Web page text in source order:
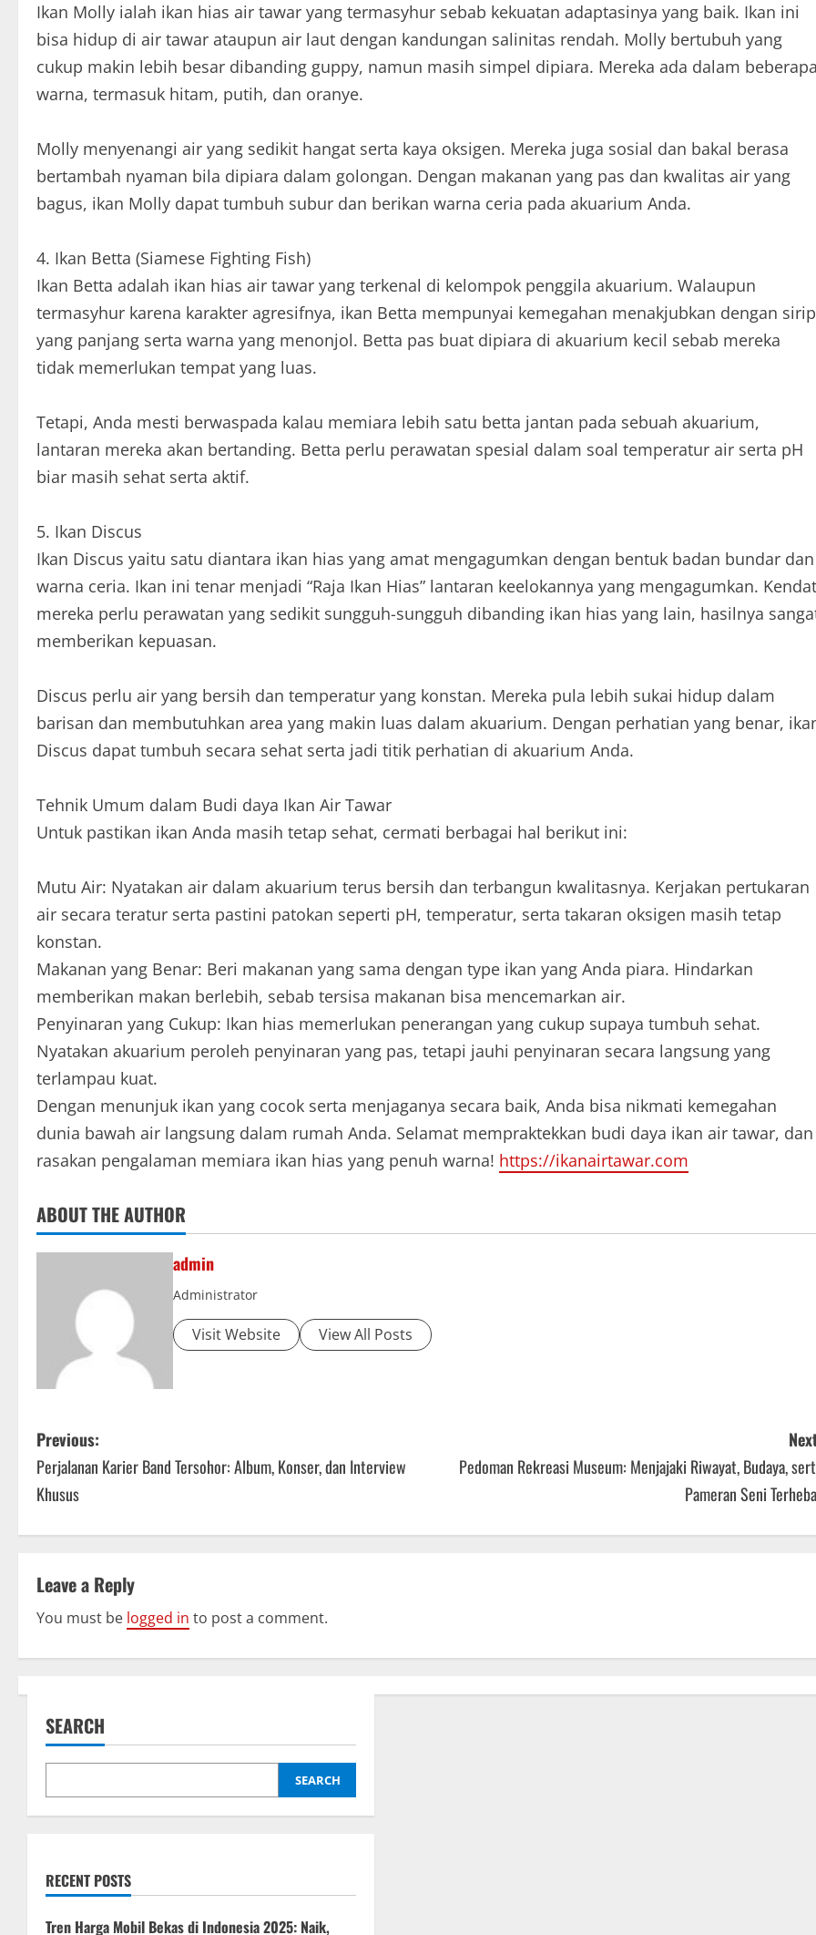
Ikan Molly ialah ikan hias air tawar yang termasyhur sebab kekuatan adaptasinya yang baik. Ikan ini
bisa hidup di air tawar ataupun air laut dengan kandungan salinitas rendah. Molly bertubuh yang
cukup makin lebih besar dibanding guppy, namun masih simpel dipiara. Mereka ada dalam
warna, termasuk hitam, putih, dan oranye.
Molly menyenangi air yang sedikit hangat serta kaya oksigen. Mereka juga sosial dan bakal berasa
bertambah nyaman bila dipiara dalam golongan. Dengan makanan yang pas dan kwalitas air yang
bagus, ikan Molly dapat tumbuh subur dan berikan warna ceria pada akuarium Anda.
4. Ikan Betta (Siamese Fighting Fish)
Ikan Betta adalah ikan hias air tawar yang terkenal di kelompok penggila akuarium. Walaupun
termasyhur karena karakter agresifnya, ikan Betta mempunyai kemegahan menakjubkan dengan sirip
yang panjang serta warna yang menonjol. Betta pas buat dipiara di akuarium kecil sebab mereka
tidak memerlukan tempat yang luas.
Tetapi, Anda mesti berwaspada kalau memiara lebih satu betta jantan pada sebuah akuarium,
lantaran mereka akan bertanding. Betta perlu perawatan spesial dalam soal temperatur air serta pH
biar masih sehat serta aktif.
5. Ikan Discus
Ikan Discus yaitu satu diantara ikan hias yang amat mengagumkan dengan bentuk badan bundar dan
warna ceria. Ikan ini tenar menjadi “Raja Ikan Hias” lantaran keelokannya yang mengagumkan.
mereka perlu perawatan yang sedikit sungguh-sungguh dibanding ikan hias yang lain, hasilnya
memberikan kepuasan.
Discus perlu air yang bersih dan temperatur yang konstan. Mereka pula lebih sukai hidup dalam
barisan dan membutuhkan area yang makin luas dalam akuarium. Dengan perhatian yang benar,
Discus dapat tumbuh secara sehat serta jadi titik perhatian di akuarium Anda.
Tehnik Umum dalam Budi daya Ikan Air Tawar
Untuk pastikan ikan Anda masih tetap sehat, cermati berbagai hal berikut ini:
Mutu Air: Nyatakan air dalam akuarium terus bersih dan terbangun kwalitasnya. Kerjakan pertukaran
air secara teratur serta pastini patokan seperti pH, temperatur, serta takaran oksigen masih tetap
konstan.
Makanan yang Benar: Beri makanan yang sama dengan type ikan yang Anda piara. Hindarkan
memberikan makan berlebih, sebab tersisa makanan bisa mencemarkan air.
Penyinaran yang Cukup: Ikan hias memerlukan penerangan yang cukup supaya tumbuh sehat.
Nyatakan akuarium peroleh penyinaran yang pas, tetapi jauhi penyinaran secara langsung yang
terlampau kuat.
Dengan menunjuk ikan yang cocok serta menjaganya secara baik, Anda bisa nikmati kemegahan
dunia bawah air langsung dalam rumah Anda. Selamat mempraktekkan budi daya ikan air tawar, dan
rasakan pengalaman memiara ikan hias yang penuh warna! https://ikanairtawar.com
ABOUT THE AUTHOR
admin
Administrator
Visit Website View All Posts
P
o
n
a
v
g
a
t
o
Previous:
Perjalanan Karier Band Tersohor: Album, Konser, dan Interview
Khusus
Pedoman Rekreasi Museum: Menjajaki Riwayat, Budaya,
Pameran Seni
Leave a Reply
You must be logged in to post a comment.
SEARCH
SEARCH
RECENT POSTS
Tren Harga Mobil Bekas di Indonesia 2025: Naik,